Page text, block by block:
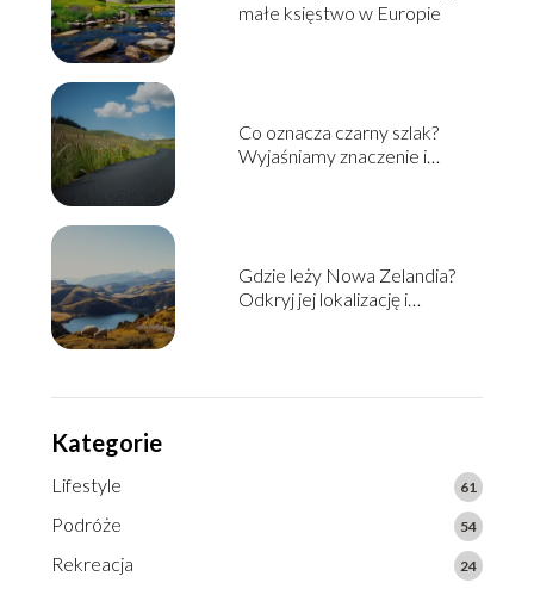
małe księstwo w Europie
Co oznacza czarny szlak?
Wyjaśniamy znaczenie i
Gdzie leży Nowa Zelandia?
Odkryj jej lokalizację i
Kategorie
Lifestyle 61
Podróże 54
Rekreacja 24